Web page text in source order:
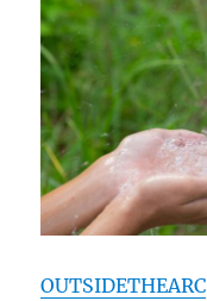
OUTSIDETHEARC